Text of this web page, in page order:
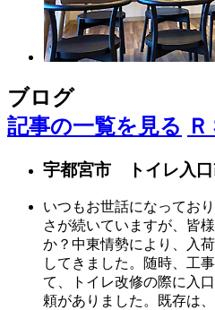
ブログ
記事の一覧を見る
宇都宮市 トイレ入口
いつもお世話になってお
さが続いていますが、皆
か？中東情勢により、入
してきました。随時、工
て、トイレ改修の際に入
頼がありました。既存は